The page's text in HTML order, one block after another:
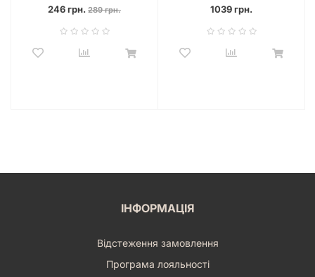
аксесуари для настільних ігор
не просто доповнюють
вашу колекцію; вони стають її центральним елементом,
який привертає погляди та викликає захоплення.Runic
Black & Yellow Dice Set (7)
— це інвестиція у ваші ігрові
емоції, у ваш комфорт під час гри та у неперевершену
246 грн. 289 грн. 1039 грн.
ІНФОРМАЦІЯ
Відстеження замовлення
Програма лояльності